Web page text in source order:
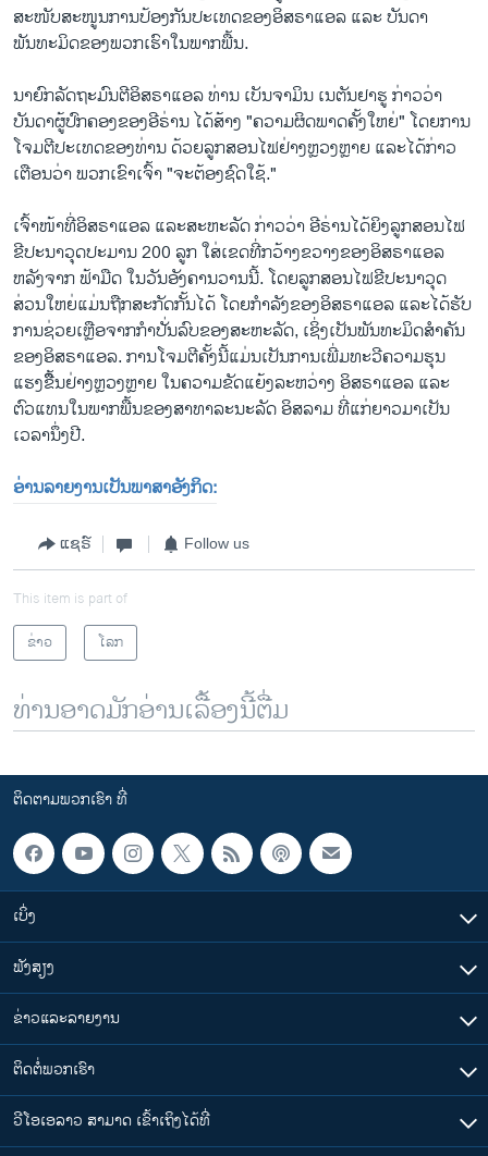
ສະໜັບສະໜູນ​ການ​ປ້ອງ​ກັນ​ປະ​ເທດ​ຂອງ​ອິສຣາ​ແອ​ລ ​ແລະ ບັນດາ​
ພັນທະມິດຂອງພວກເຮົາ​ໃນ​ພາກ​ພື້ນ.
ນາຍົກລັດຖະມົນຕີອິສຣາແອລ ທ່ານ ເບັນຈາມິນ ເນຕັນຢາຮູ ກ່າວ​ວ່າ
ບັນດາ​ຜູ້​ປົກຄອງ​ຂອງ​ອີຣ່ານ ​ໄດ້​ສ້າງ "ຄວາມ​ຜິດ​ພາດ​ຄັ້ງ​ໃຫຍ່" ​ໂດຍ​ການ​
ໂຈມ​ຕີ​ປະ​ເທດ​ຂອງທ່ານ ດ້ວຍ​ລູກ​ສອນ​ໄຟຢ່າງຫຼວງຫຼາຍ​ ​ແລະ​ໄດ້​ກ່າວ​
ເຕືອນ​ວ່າ ພວກ​ເຂົາ​ເຈົ້າ "ຈະ​ຕ້ອງຊົດໃຊ້."
ເຈົ້າ​ໜ້າ​ທີ່​ອິສຣາ​ແອ​ລ ​ແລະ​ສະຫະລັດ ກ່າວ​ວ່າ ອີຣ່ານ​ໄດ້​ຍິງ​ລູກ​ສອນ​ໄຟ​
ຂີ​ປະ​ນາ​ວຸດ​ປະມານ 200 ລູກ ​ໃສ່​ເຂດທີ່​ກວ້າງ​ຂວາງ​ຂອງ​ອິສຣາ​ແອ​ລ
ຫລັງ​ຈາກ​ ຟ້າມືດ ​ໃນ​ວັນ​ອັງຄານ​ວານ​ນີ້. ໂດຍລູກສອນໄຟຂີປະນາວຸດ
ສ່ວນ​ໃຫຍ່​ແມ່ນຖືກສະກັດ​ກັ້ນ​ໄດ້ ໂດຍ​ກຳລັງຂອງ​ອິສຣາແອລ ແລະໄດ້​ຮັບ​
ການ​ຊ່ວຍ​ເຫຼືອ​ຈາກ​ກຳ​ປັ່ນລົບ​ຂອງສະຫະລັດ, ​ເຊິ່ງ​ເປັນ​ພັນທະ​ມິດສຳຄັນ​
ຂອງອິສຣາແອລ. ການ​ໂຈມ​ຕີ​ຄັ້ງ​ນີ້​ແມ່ນ​ເປັນ​ການ​ເພີ່ມ​ທະວີ​ຄວາມຮຸນ
ແຮງຂືຶ້ນຢ່າງຫຼວງຫຼາຍ ໃນຄວາມ​ຂັດ​ແຍ້ງ​ລະຫວ່າງ ອິສຣາແອລ ແລະ
ຕົວແທນໃນພາກພື້ນຂອງສາທາລະນະລັດ ອິສລາມ ທີ່​ແກ່ຍາວ​ມາ​ເປັນ​
ເວລານຶ່ງ​ປີ​.
ອ່ານລາຍງານເປັນພາສາອັງກິດ:
ແຊຣ໌ Follow us
This item is part of
ຂ່າວ
ໂລກ
ທ່ານອາດມັກອ່ານເລື້ອງນີ້ຕື່ມ
ຕິດຕາມພວກເຮົາ ທີ່
ເບິ່ງ
ຟັງສຽງ
ຂ່າວແລະລາຍງານ
ຕິດຕໍ່ພວກເຮົາ
ວີໂອເອລາວ ສາມາດ ເຂົ້າເຖິງໄດ້ທີ່